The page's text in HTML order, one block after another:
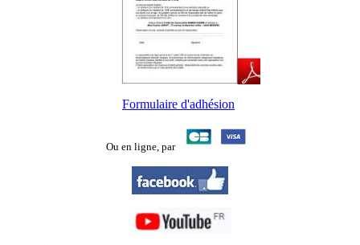
Formulaire d'adhésion
Ou en ligne, par